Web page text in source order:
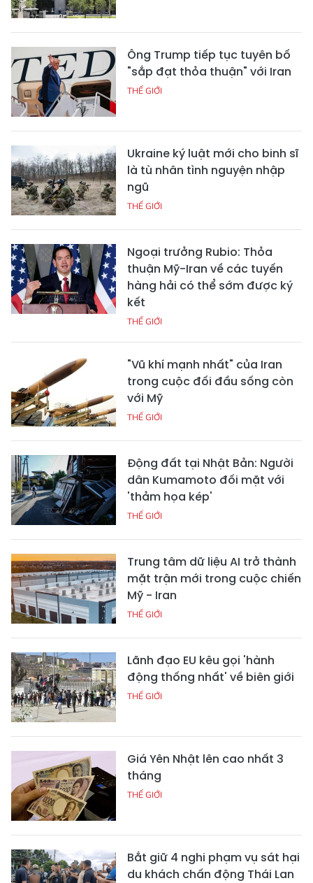
Ông Trump tiếp tục tuyên bố
"sắp đạt thỏa thuận" với Iran
THẾ GIỚI
Ukraine ký luật mới cho binh sĩ
là tù nhân tình nguyện nhập
ngũ
THẾ GIỚI
Ngoại trưởng Rubio: Thỏa
thuận Mỹ-Iran về các tuyến
hàng hải có thể sớm được ký
kết
THẾ GIỚI
"Vũ khí mạnh nhất" của Iran
trong cuộc đối đầu sống còn
với Mỹ
THẾ GIỚI
Động đất tại Nhật Bản: Người
dân Kumamoto đối mặt với
'thảm họa kép'
THẾ GIỚI
Trung tâm dữ liệu AI trở thành
mặt trận mới trong cuộc chiến
Mỹ - Iran
THẾ GIỚI
Lãnh đạo EU kêu gọi 'hành
động thống nhất' về biên giới
THẾ GIỚI
Giá Yên Nhật lên cao nhất 3
tháng
THẾ GIỚI
Bắt giữ 4 nghi phạm vụ sát hại
du khách chấn động Thái Lan